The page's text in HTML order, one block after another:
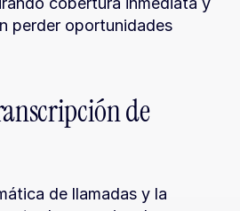
perder oportunidades
de
de llamadas y la